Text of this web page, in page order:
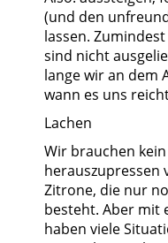
(und den
lassen.
sind nicht
lange wir an dem
wann es uns
Lachen
Wir brauchen
herauszupressen
Zitrone, die nur
besteht. Aber mit
haben viele